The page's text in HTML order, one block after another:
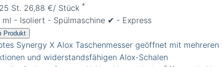
St. 26,88 €/ Stück *
- Isoliert - Spülmaschine ✔︎ - Express
Produkt